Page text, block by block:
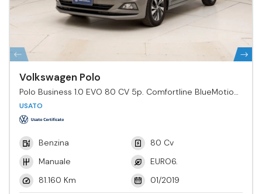
Volkswagen Polo
Polo Business 1.0 EVO 80 CV 5p. Comfortline BlueMotion
Tech.
USATO
Benzina
80 Cv
Manuale
EURO6.
81.160 Km
01/2019